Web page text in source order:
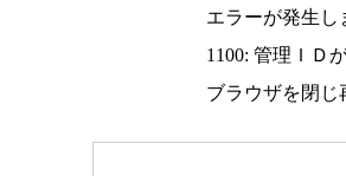
エラーが発生し
1100: 管理ＩＤ
ブラウザを閉じ